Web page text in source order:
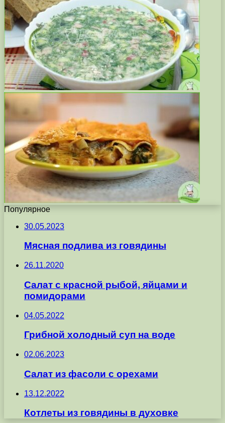
Популярное
30.05.2023
Мясная подлива из говядины
26.11.2020
Салат с красной рыбой, яйцами и
помидорами
04.05.2022
Грибной холодный суп на воде
02.06.2023
Салат из фасоли с орехами
13.12.2022
Котлеты из говядины в духовке